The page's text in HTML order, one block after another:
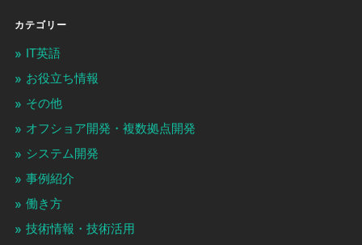
カテゴリー
IT英語
お役立ち情報
その他
オフショア開発・複数拠点開発
システム開発
事例紹介
働き方
技術情報・技術活用